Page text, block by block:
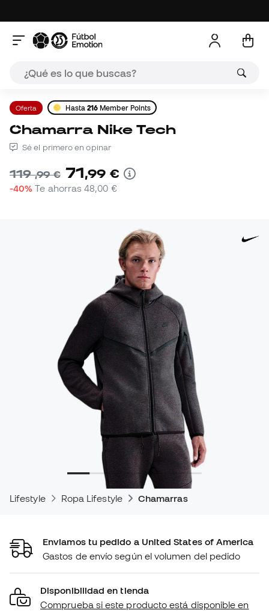
Oferta Hasta 216 Member Points
Chamarra Nike Tech
Sé el primero en opinar
119,99 € 71,99 €
-40% Te ahorras48,00 €
Lifestyle Ropa Lifestyle Chamarras
Enviamos tu pedido a United States of America
Gastos de envío según el volumen del pedido
Disponibilidad en tienda
Comprueba si este producto está disponible en